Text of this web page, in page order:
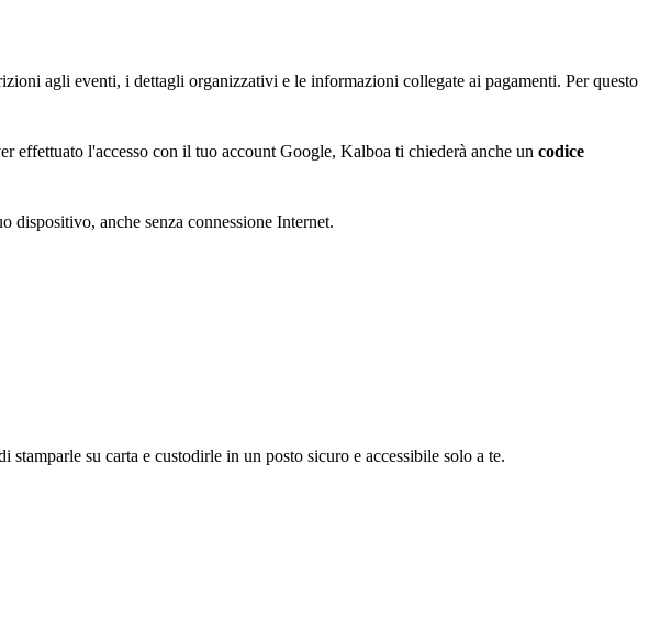
agli eventi, i dettagli organizzativi e le informazioni collegate ai pagamenti. Per questo
effettuato l'accesso con il tuo account Google, Kalboa ti chiederà anche un codice
dispositivo, anche senza connessione Internet.
su carta e custodirle in un posto sicuro e accessibile solo a te.